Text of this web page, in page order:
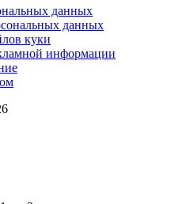
данных
данных
куки
информации